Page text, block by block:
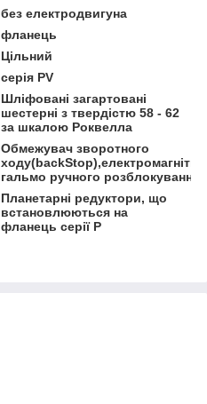
без електродвигуна
фланець
Цільний
серія PV
Шліфовані загартовані
шестерні з твердістю 58 - 62
за шкалою Роквелла
Обмежувач зворотного
гальмо ручного
Планетарні редуктори, що
встановлюються на
фланець серії P